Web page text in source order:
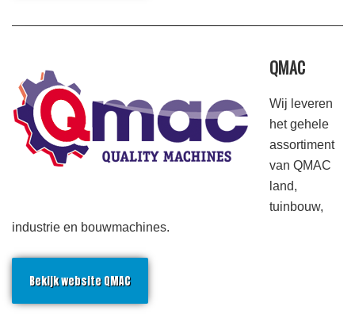
QMAC
Wij leveren
het gehele
assortiment
van QMAC
land,
tuinbouw,
industrie en bouwmachines.
Bekijk website QMAC